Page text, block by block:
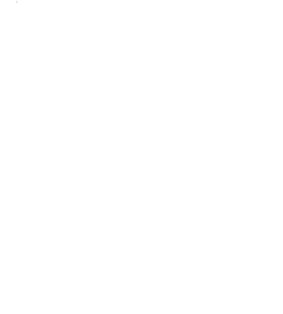
.mozilla、.vimrc、.config 等配置文件复制到仓库